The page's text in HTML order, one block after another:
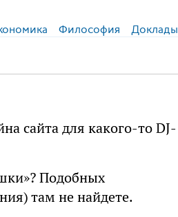
Философия Доклады
сайта для какого-то DJ-
Подобных
там не найдете.